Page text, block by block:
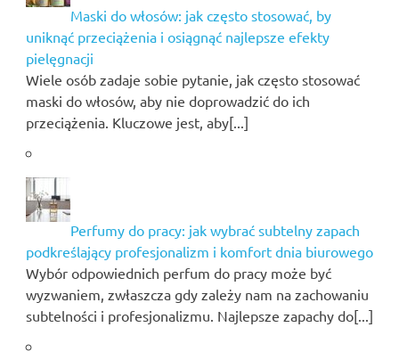
Maski do włosów: jak często stosować, by
uniknąć przeciążenia i osiągnąć najlepsze efekty
pielęgnacji
Wiele osób zadaje sobie pytanie, jak często stosować
maski do włosów, aby nie doprowadzić do ich
przeciążenia. Kluczowe jest, aby[...]
Perfumy do pracy: jak wybrać subtelny zapach
podkreślający profesjonalizm i komfort dnia biurowego
Wybór odpowiednich perfum do pracy może być
wyzwaniem, zwłaszcza gdy zależy nam na zachowaniu
subtelności i profesjonalizmu. Najlepsze zapachy do[...]